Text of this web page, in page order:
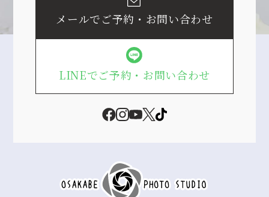
メールでご予約・お問い合わせ
LINEでご予約・お問い合わせ